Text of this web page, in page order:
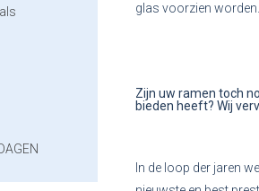
glas voorzien worden.
Zijn uw ramen toch
bieden heeft? Wij
In de loop der jaren